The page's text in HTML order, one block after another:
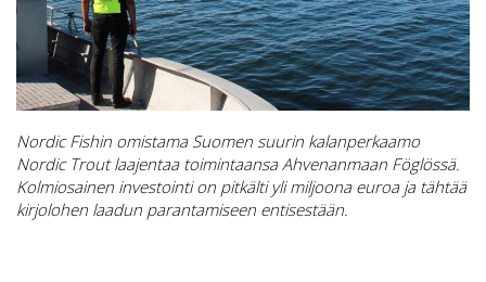
Nordic Fishin omistama Suomen suurin kalanperkaamo
Nordic Trout laajentaa toimintaansa Ahvenanmaan Föglössä.
Kolmiosainen investointi on pitkälti yli miljoona euroa ja tähtää
kirjolohen laadun parantamiseen entisestään.